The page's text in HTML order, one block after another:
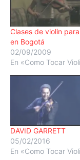
Clases de violin
en Bogotá
02/09/2009
En «Como Tocar
DAVID GARRETT
05/02/2016
En «Como Tocar